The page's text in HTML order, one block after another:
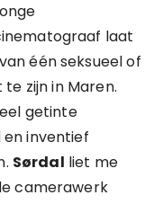
laat
één seksueel of
zijn in Maren.
getinte
inventief
Sørdal liet me
camerawerk